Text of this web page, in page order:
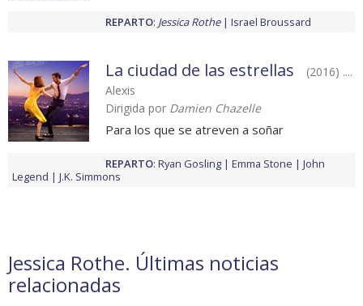
REPARTO: Jessica Rothe Israel Broussard
La ciudad de las estrellas
(2016) ....
Alexis
Dirigida por Damien Chazelle
Para los que se atreven a soñar
REPARTO: Ryan Gosling Emma Stone
John
Legend
J.K. Simmons
Jessica Rothe. Últimas noticias
relacionadas